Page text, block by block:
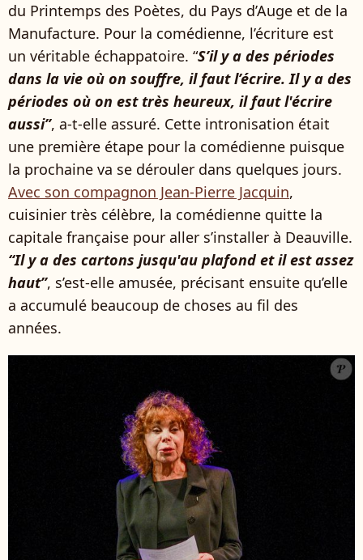
du Printemps des Poètes, du Pays d’Auge et de la
Manufacture. Pour la comédienne, l’écriture est
un véritable échappatoire. “S’il y a des périodes
dans la vie où on souffre, il faut l’écrire. Il y a des
périodes où on est très heureux, il faut l'écrire
aussi”, a-t-elle assuré. Cette intronisation était
une première étape pour la comédienne puisque
la prochaine va se dérouler dans quelques jours.
Avec son compagnon Jean-Pierre Jacquin,
cuisinier très célèbre, la comédienne quitte la
capitale française pour aller s’installer à Deauville.
“Il y a des cartons jusqu'au plafond et il est assez
haut”, s’est-elle amusée, précisant ensuite qu’elle
a accumulé beaucoup de choses au fil des
années.